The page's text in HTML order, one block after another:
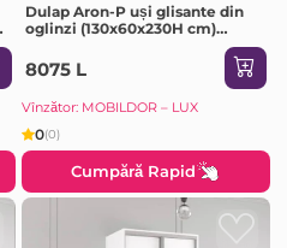
Dulap Aron-P uși glisante din
oglinzi (130x60x230H cm)
8075 L
Vînzător: MOBILDOR – LUX
0(0)
Cumpără Rapid